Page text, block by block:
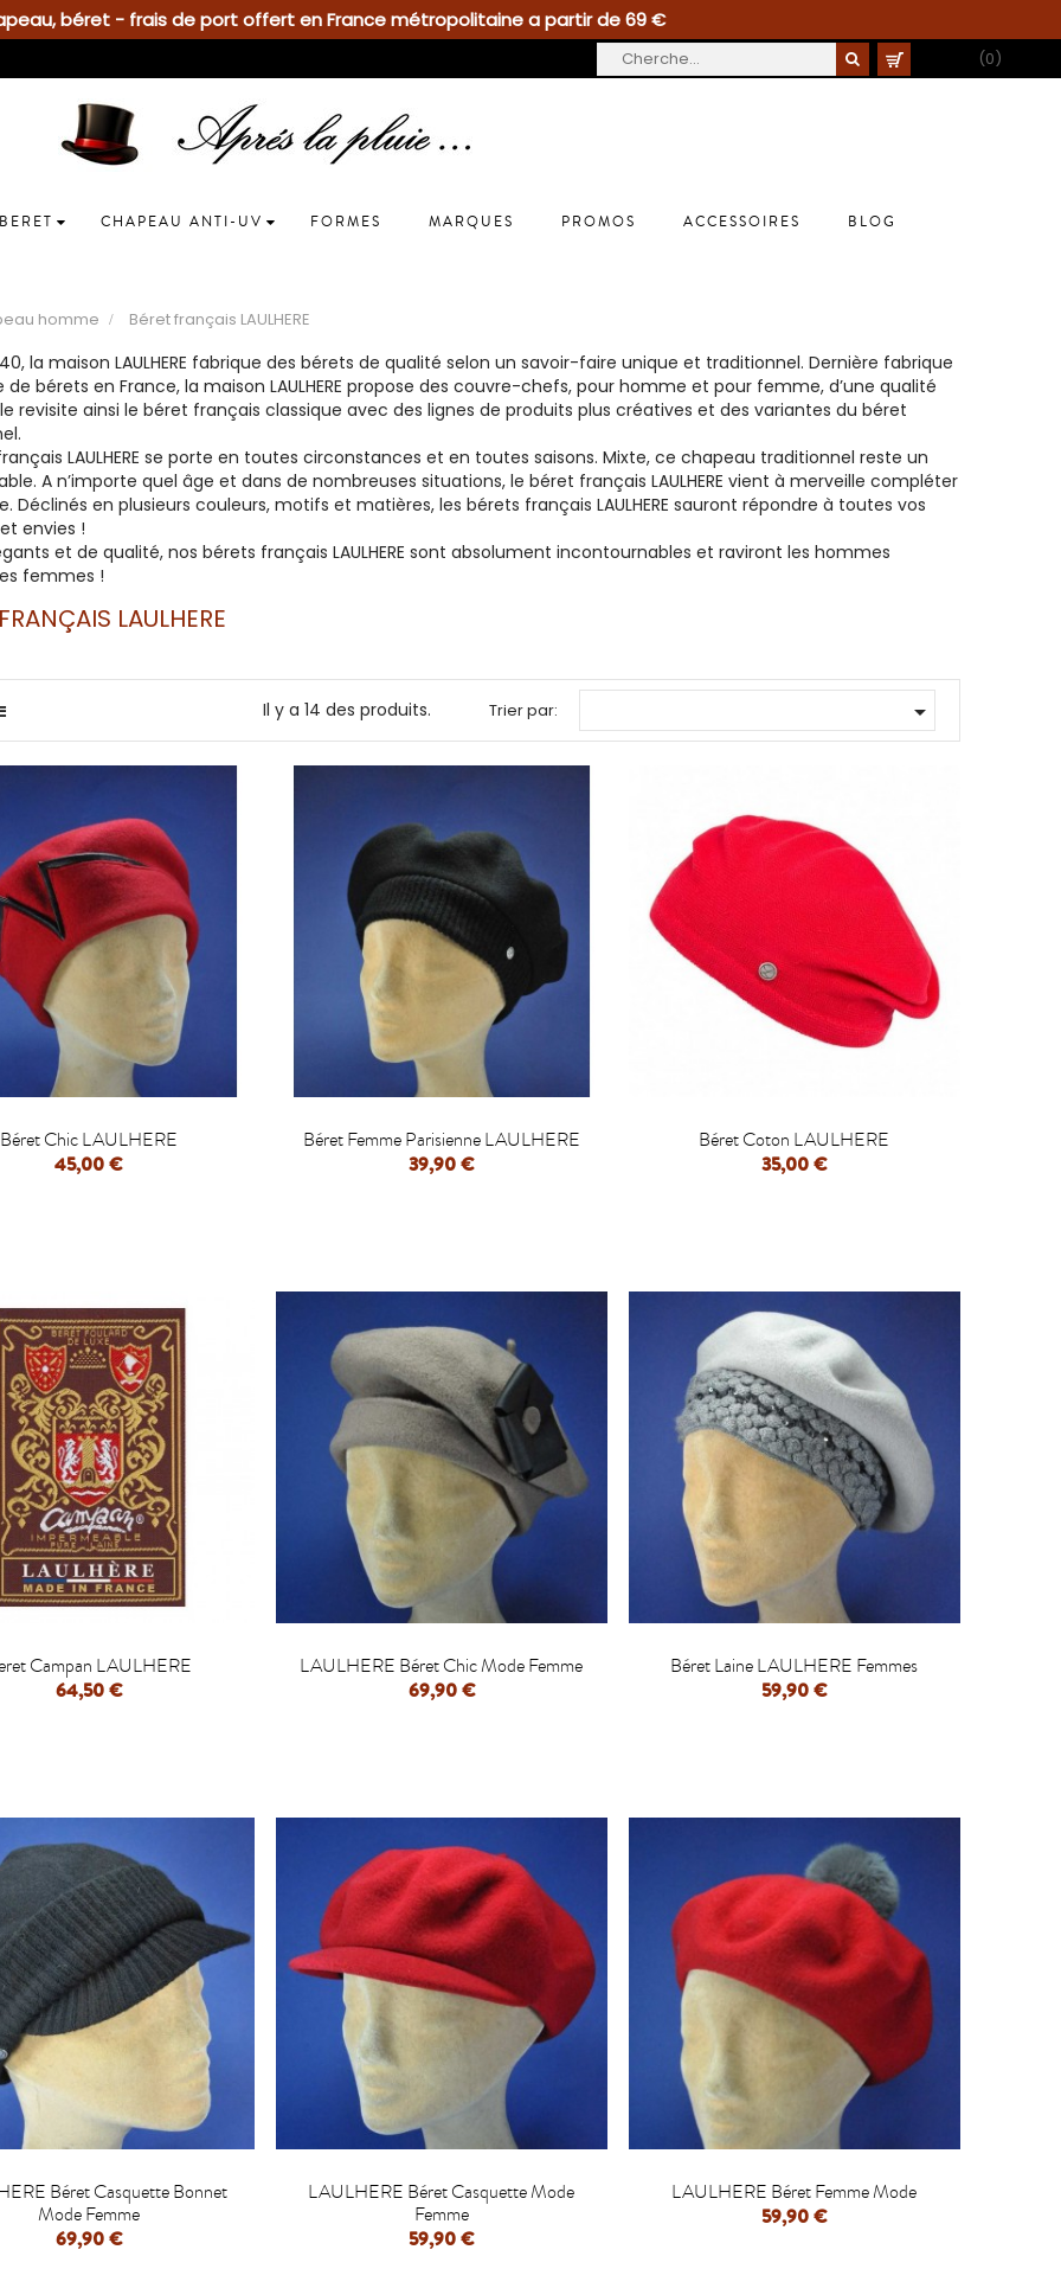
béret - frais de port offert en France métropolitaine a partir de 69 €
(0)
BERET CHAPEAU ANTI-UV FORMES MARQUES PROMOS ACCESSOIRES BLOG
homme Béret français LAULHERE
la maison LAULHERE fabrique des bérets de qualité selon un savoir-faire unique et traditionnel. Dernière fabrique
de bérets en France, la maison LAULHERE propose des couvre-chefs, pour homme et pour femme, d’une qualité
revisite ainsi le béret français classique avec des lignes de produits plus créatives et des variantes du béret
LAULHERE se porte en toutes circonstances et en toutes saisons. Mixte, ce chapeau traditionnel reste un
A n’importe quel âge et dans de nombreuses situations, le béret français LAULHERE vient à merveille compléter
Déclinés en plusieurs couleurs, motifs et matières, les bérets français LAULHERE sauront répondre à toutes vos
envies !
et de qualité, nos bérets français LAULHERE sont absolument incontournables et raviront les hommes
femmes !
LAULHERE
Il y a 14 des produits. Trier par: 
Béret Chic LAULHERE
45,00 €

Béret Femme Parisienne LAULHERE
39,90 €

Béret Coton LAULHERE
35,00 €
Campan LAULHERE
64,50 €

LAULHERE Béret Chic Mode Femme
69,90 €

Béret Laine LAULHERE Femmes
59,90 €
Béret Casquette Bonnet
Mode Femme
69,90 €

LAULHERE Béret Casquette Mode
Femme
59,90 €

LAULHERE Béret Femme Mode
59,90 €